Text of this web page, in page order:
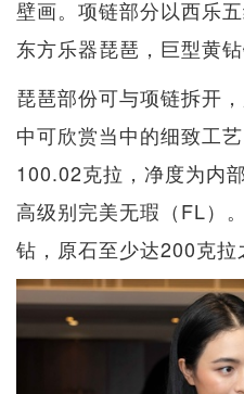
壁画。项链部分以西乐
东方乐器琵琶，巨型黄钻
琵琶部份可与项链拆开
中可欣赏当中的细致工
100.02克拉，净度为内
高级别完美无瑕（FL）
钻，原石至少达200克拉